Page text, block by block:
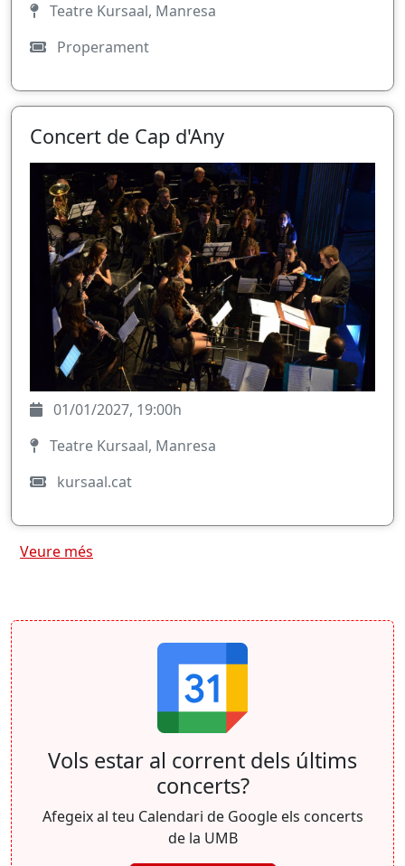
Teatre Kursaal, Manresa
Properament
Concert de Cap d'Any
01/01/2027, 19:00h
Teatre Kursaal, Manresa
kursaal.cat
Veure més
Vols estar al corrent dels últims
concerts?
Afegeix al teu Calendari de Google els concerts
de la UMB